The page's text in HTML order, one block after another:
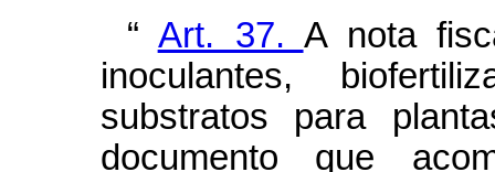
“ Art. 37. A nota
inoculantes,
substratos para
documento que